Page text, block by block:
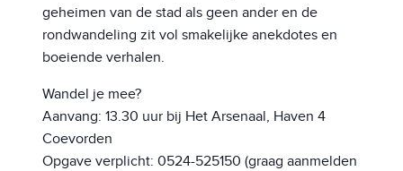
geheimen van de stad als geen ander en de
rondwandeling zit vol smakelijke anekdotes en
boeiende verhalen.
Wandel je mee?
Aanvang: 13.30 uur bij Het Arsenaal, Haven 4
Coevorden
Opgave verplicht: 0524-525150 (graag aanmelden